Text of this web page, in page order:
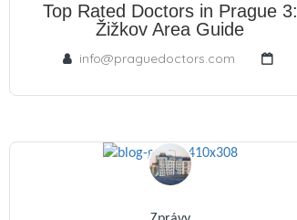
Top Rated Doctors in Prague 3:
Žižkov Area Guide
info@praguedoctors.com